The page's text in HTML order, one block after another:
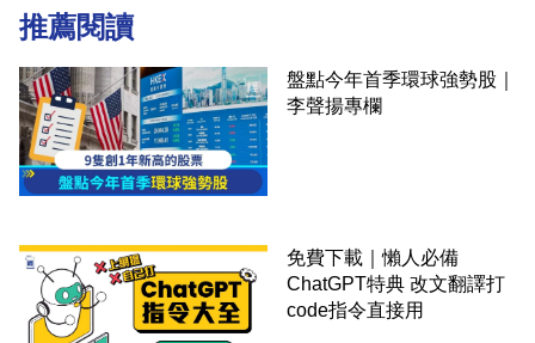
推薦閱讀
盤點今年首季環球強勢股｜
李聲揚專欄
免費下載｜懶人必備
ChatGPT特典 改文翻譯打
code指令直接用